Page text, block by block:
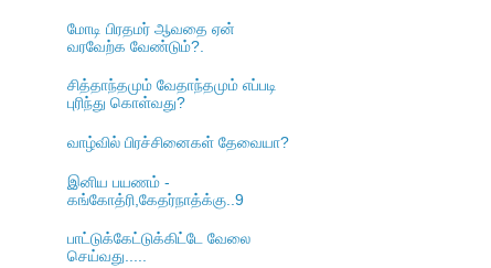
மோடி பிரதமர் ஆவதை ஏன்
வரவேற்க வேண்டும்?.
சித்தாந்தமும் வேதாந்தமும் எப்படி
புரிந்து கொள்வது?
வாழ்வில் பிரச்சினைகள் தேவையா?
இனிய பயணம் -
கங்கோத்ரி,கேதர்நாத்க்கு..9
பாட்டுக்கேட்டுக்கிட்டே வேலை
செய்வது.....